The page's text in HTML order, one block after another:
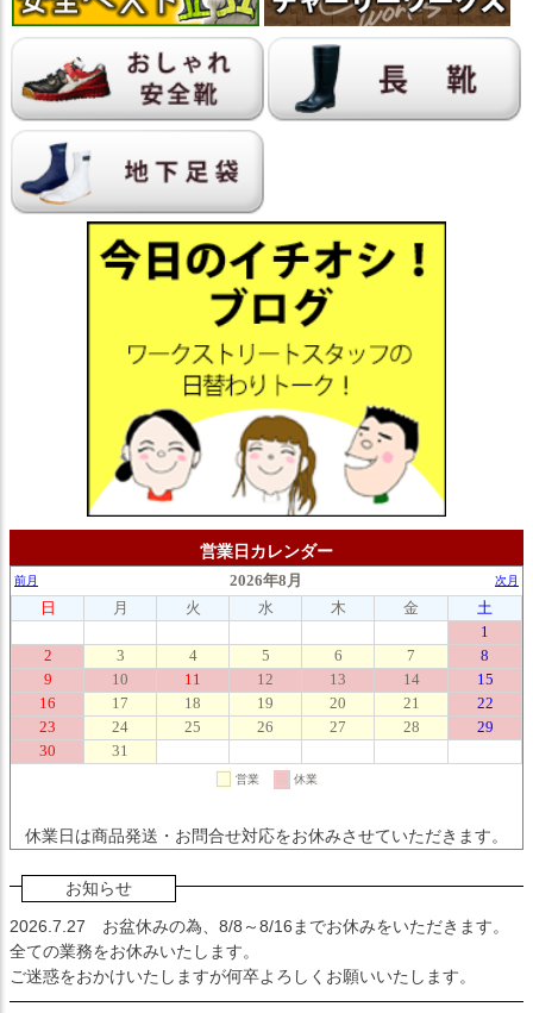
営業日カレンダー
休業日は商品発送・お問合せ対応をお休みさせていただきます。
お知らせ
2026.7.27 お盆休みの為、8/8～8/16までお休みをいただきます。
全ての業務をお休みいたします。
ご迷惑をおかけいたしますが何卒よろしくお願いいたします。